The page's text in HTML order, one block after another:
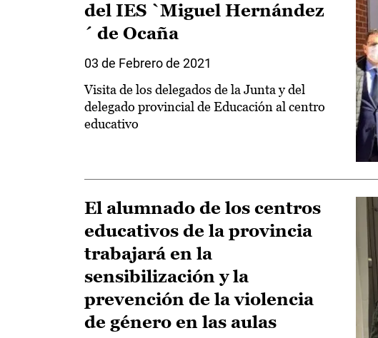
del IES `Miguel Hernández
´ de Ocaña
03 de Febrero de 2021
Visita de los delegados de la Junta y del
delegado provincial de Educación al centro
educativo
El alumnado de los centros
educativos de la provincia
trabajará en la
sensibilización y la
prevención de la violencia
de género en las aulas